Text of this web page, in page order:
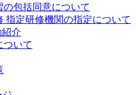
の包括同意について
指定研修機関の指定について
介
ついて